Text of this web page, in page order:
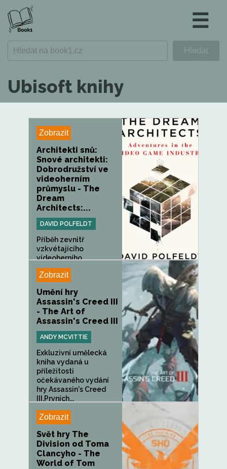
☰
Ubisoft knihy
Zobrazit
Architekti snů:
Snové architekti:
Dobrodružství ve
videoherním
průmyslu - The
Dream
Architects:...
DAVID POLFELDT
Příběh zevnitř
vzkvétajícího
videoherního...
Zobrazit
Umění hry
Assassin's Creed III
- The Art of
Assassin's Creed III
ANDY MCVITTIE
Exkluzivní umělecká
kniha vydaná u
příležitosti
očekávaného vydání
hry Assassin's Creed
III.Prvních...
Zobrazit
Svět hry The
Division od Toma
Clancyho - The
World of Tom